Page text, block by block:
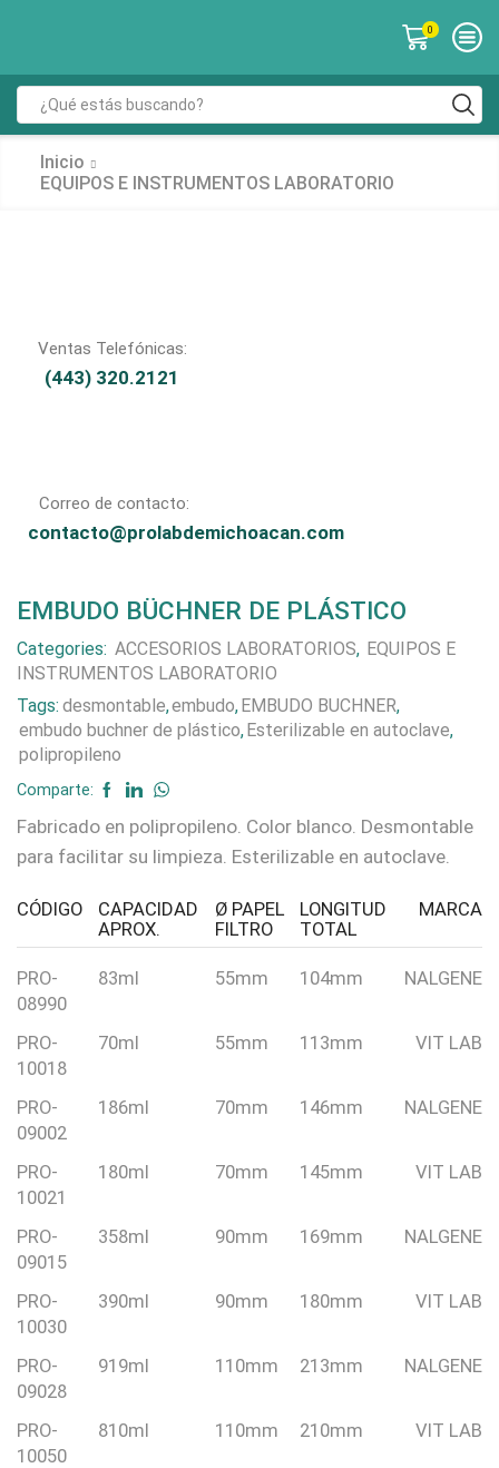
0
Inicio
EQUIPOS E INSTRUMENTOS LABORATORIO
Ventas Telefónicas:
(443) 320.2121
Correo de contacto:
contacto@prolabdemichoacan.com
EMBUDO BÜCHNER DE PLÁSTICO
Categories: ACCESORIOS LABORATORIOS, EQUIPOS E
INSTRUMENTOS LABORATORIO
Tags: desmontable,embudo,EMBUDO BUCHNER,
embudo buchner de plástico,Esterilizable en autoclave,
polipropileno
Comparte:
Fabricado en polipropileno. Color blanco. Desmontable
para facilitar su limpieza. Esterilizable en autoclave.
CÓDIGO
CAPACIDAD
APROX.
Ø PAPEL
FILTRO
LONGITUD
TOTAL
MARCA
PRO-
08990
83ml 55mm 104mm NALGENE
PRO-
10018
70ml 55mm 113mm VIT LAB
PRO-
09002
186ml 70mm 146mm NALGENE
PRO-
10021
180ml 70mm 145mm VIT LAB
PRO-
09015
358ml 90mm 169mm NALGENE
PRO-
10030
390ml 90mm 180mm VIT LAB
PRO-
09028
919ml 110mm 213mm NALGENE
PRO-
10050
810ml 110mm 210mm VIT LAB